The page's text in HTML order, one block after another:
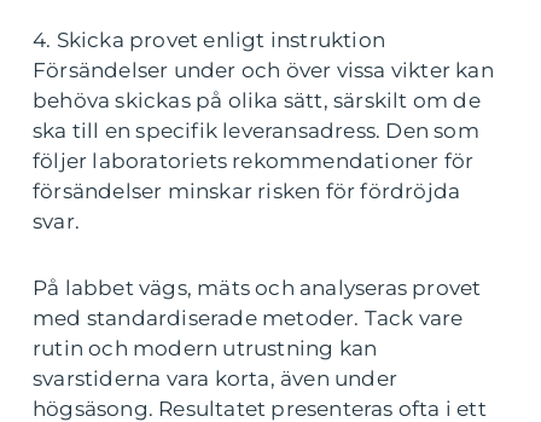
4. Skicka provet enligt instruktion
Försändelser under och över vissa vikter kan
behöva skickas på olika sätt, särskilt om de
ska till en specifik leveransadress. Den som
följer laboratoriets rekommendationer för
försändelser minskar risken för fördröjda
svar.
På labbet vägs, mäts och analyseras provet
med standardiserade metoder. Tack vare
rutin och modern utrustning kan
svarstiderna vara korta, även under
högsäsong. Resultatet presenteras ofta i ett